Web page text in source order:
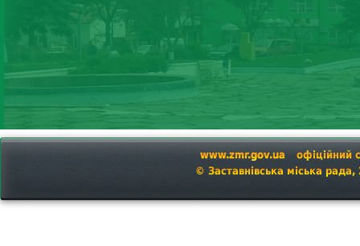
www.zmr.gov.ua
офіційний
© Заставнівська міська рада,